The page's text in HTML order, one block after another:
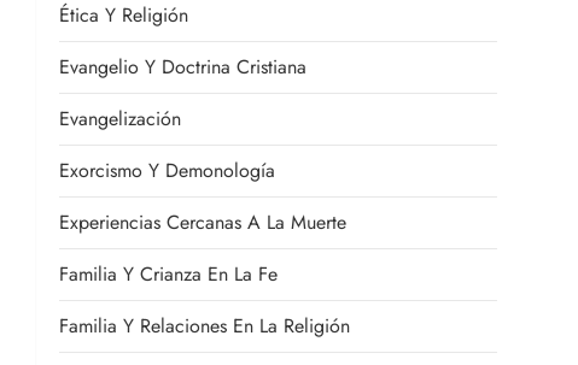
Ética Y Religión
Evangelio Y Doctrina Cristiana
Evangelización
Exorcismo Y Demonología
Experiencias Cercanas A La Muerte
Familia Y Crianza En La Fe
Familia Y Relaciones En La Religión